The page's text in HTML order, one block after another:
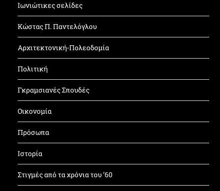
Ιωνιώτικες σελίδες
Κώστας Π. Παντελόγλου
Αρχιτεκτονική-Πολεοδομία
Πολιτική
Γκραμσιανές Σπουδές
Οικονομία
Πρόσωπα
Ιστορία
Στιγμές από τα χρόνια του ’60